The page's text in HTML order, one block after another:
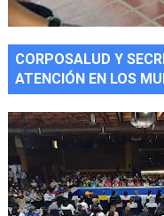
CORPOSALUD Y
ATENCIÓN EN LOS